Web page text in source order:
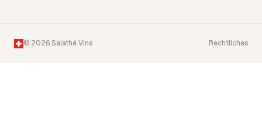
© 2026 Salathé Vins Rechtliches